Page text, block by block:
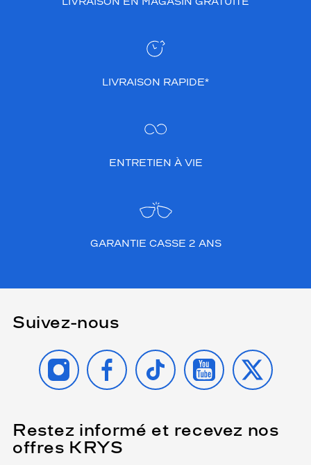
LIVRAISON RAPIDE*
ENTRETIEN À VIE
GARANTIE CASSE 2 ANS
Suivez-nous
INSTAGRAMFACEBOOK
TIKTOK YOUTUBE
X
Restez informé et recevez nos
offres KRYS
Name
(Ce
champ
est
obligatoire)